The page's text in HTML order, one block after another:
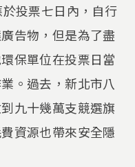
投票七日內，自行
告物，但是為了盡
保單位在投票日當
。過去，新北市八
九十幾萬支競選旗
資源也帶來安全隱